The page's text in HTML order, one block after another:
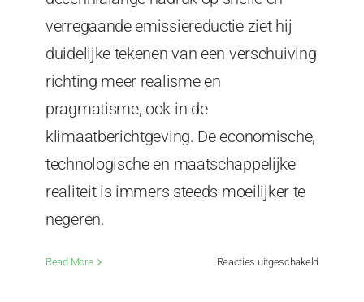
verregaande emissiereductie ziet hij
duidelijke tekenen van een verschuiving
richting meer realisme en
pragmatisme, ook in de
klimaatberichtgeving. De economische,
technologische en maatschappelijke
realiteit is immers steeds moeilijker te
negeren.
Read More Reacties uitgeschakeldvoor